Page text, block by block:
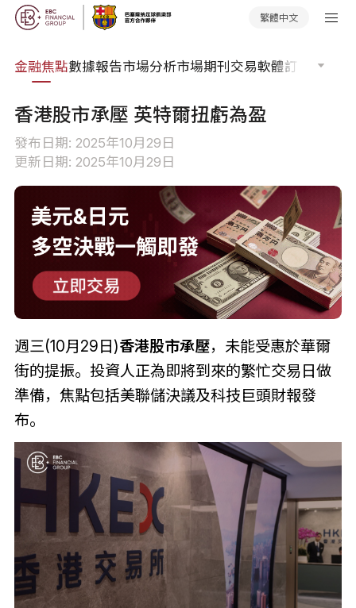
繁體中文
金融焦點數據報告市場分析市場期刊交易軟體訂單流
香港股市承壓 英特爾扭虧為盈
發布日期: 2025年10月29日
更新日期: 2025年10月29日
週三(10月29日)香港股市承壓，未能受惠於華爾
街的提振。投資人正為即將到來的繁忙交易日做
準備，焦點包括美聯儲決議及科技巨頭財報發
布。